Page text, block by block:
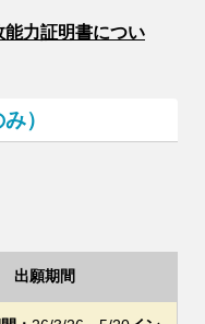
能力証明書につい
）
出願期間